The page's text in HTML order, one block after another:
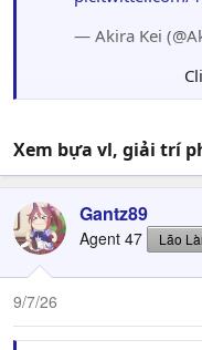
— Akira Kei
bộ này nghe nói dơ
Xem bựa vl, giải trí
Gantz89
Agent 47 Lão
9/7/26